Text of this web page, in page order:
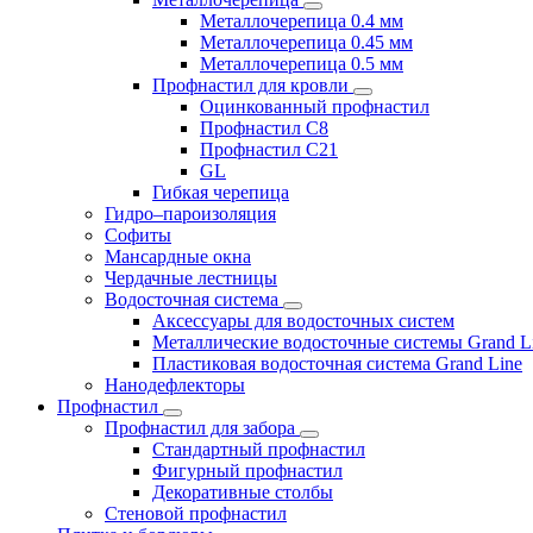
Металлочерепица 0.4 мм
Металлочерепица 0.45 мм
Металлочерепица 0.5 мм
Профнастил для кровли
Оцинкованный профнастил
Профнастил С8
Профнастил С21
GL
Гибкая черепица
Гидро–пароизоляция
Софиты
Мансардные окна
Чердачные лестницы
Водосточная система
Аксессуары для водосточных систем
Металлические водосточные системы Grand
Пластиковая водосточная система Grand Line
Нанодефлекторы
Профнастил
Профнастил для забора
Стандартный профнастил
Фигурный профнастил
Декоративные столбы
Стеновой профнастил